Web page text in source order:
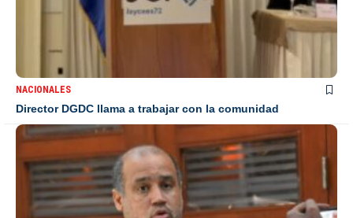
NACIONALES
Director DGDC llama a trabajar con la comunidad